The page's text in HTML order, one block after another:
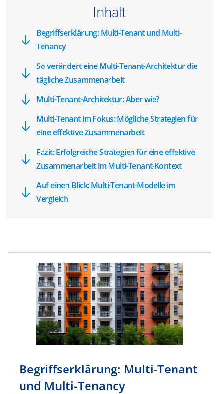
Inhalt
Begriffserklärung: Multi-Tenant und Multi-
Tenancy
So verändert eine Multi-Tenant-Architektur die
tägliche Zusammenarbeit
Multi-Tenant-Architektur: Aber wie?
Multi-Tenant im Fokus: Mögliche Strategien für
eine effektive Zusammenarbeit
Fazit: Erfolgreiche Strategien für eine effektive
Zusammenarbeit im Multi-Tenant-Kontext
Auf einen Blick: Multi-Tenant-Modelle im
Vergleich
Begriffserklärung: Multi-Tenant
und Multi-Tenancy